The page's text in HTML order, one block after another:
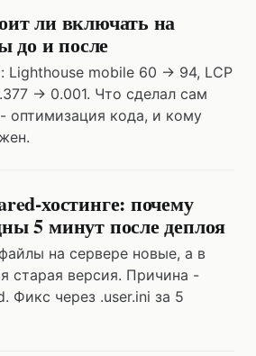
ли включать на
до и после
Lighthouse mobile 60 → 94, LCP
→ 0.001. Что сделал сам
оптимизация кода, и кому
хостинге: почему
5 минут после деплоя
на сервере новые, а в
старая версия. Причина -
Фикс через .user.ini за 5